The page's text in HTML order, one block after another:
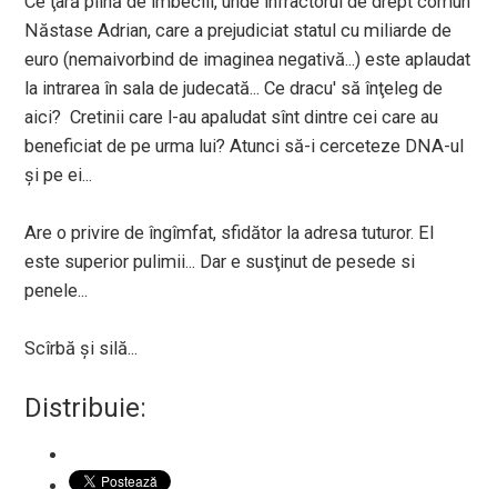
Năstase Adrian, care a prejudiciat statul cu miliarde de
euro (nemaivorbind de imaginea negativă...) este aplaudat
la intrarea în sala de judecată... Ce dracu' să înţeleg de
aici? Cretinii care l-au apaludat sînt dintre cei care au
beneficiat de pe urma lui? Atunci să-i cerceteze DNA-ul
şi pe ei...
Are o privire de îngîmfat, sfidător la adresa tuturor. El
este superior pulimii... Dar e susţinut de pesede si
penele...
Scîrbă şi silă...
Distribuie: